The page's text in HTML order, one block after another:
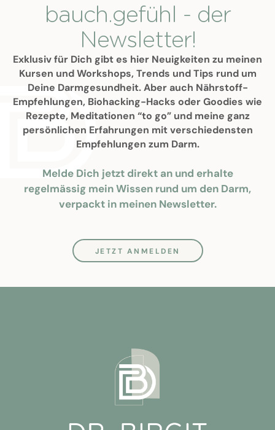
bauch.gefühl - der
Newsletter!
Exklusiv für Dich gibt es hier Neuigkeiten zu meinen
Kursen und Workshops, Trends und Tips rund um
Deine Darmgesundheit. Aber auch Nährstoff-
Empfehlungen, Biohacking-Hacks oder Goodies wie
Rezepte, Meditationen “to go” und meine ganz
persönlichen Erfahrungen mit verschiedensten
Empfehlungen zum Darm.
Melde Dich jetzt direkt an und erhalte
regelmässig mein Wissen rund um den Darm,
verpackt in meinen Newsletter.
JETZT ANMELDEN